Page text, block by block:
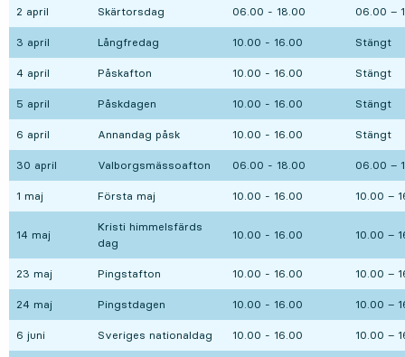
2 april Skärtorsdag 06.00 - 18.00 06.00 –
3 april Långfredag 10.00 - 16.00 Stängt
4 april Påskafton 10.00 - 16.00 Stängt
5 april Påskdagen 10.00 - 16.00 Stängt
6 april Annandag påsk 10.00 - 16.00 Stängt
30 april Valborgsmässoafton 06.00 - 18.00 06.00 –
1 maj Första maj 10.00 - 16.00 10.00 –
14 maj
Kristi himmelsfärds
dag
10.00 - 16.00 10.00 –
23 maj Pingstafton 10.00 - 16.00 10.00 –
24 maj Pingstdagen 10.00 - 16.00 10.00 –
6 juni Sveriges nationaldag 10.00 - 16.00 10.00 –